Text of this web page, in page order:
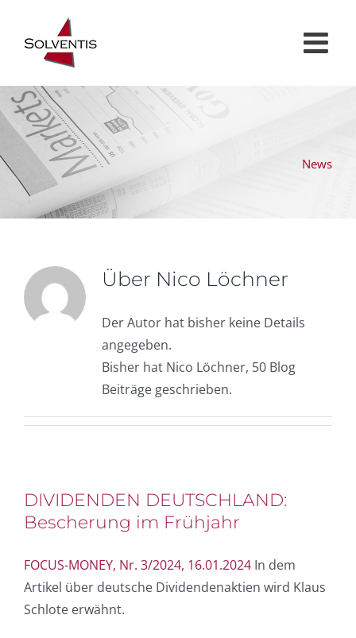
springen
News
Über Nico Löchner
Der Autor hat bisher keine Details
angegeben.
Bisher hat Nico Löchner, 50 Blog
Beiträge geschrieben.
DIVIDENDEN DEUTSCHLAND:
Bescherung im Frühjahr
FOCUS-MONEY, Nr. 3/2024, 16.01.2024 In dem
Artikel über deutsche Dividendenaktien wird Klaus
Schlote erwähnt.